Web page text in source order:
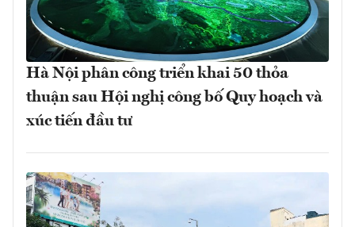
Hà Nội phân công triển khai 50 thỏa
thuận sau Hội nghị công bố Quy hoạch và
xúc tiến đầu tư